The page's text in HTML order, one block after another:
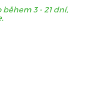
3 - 21 dní,